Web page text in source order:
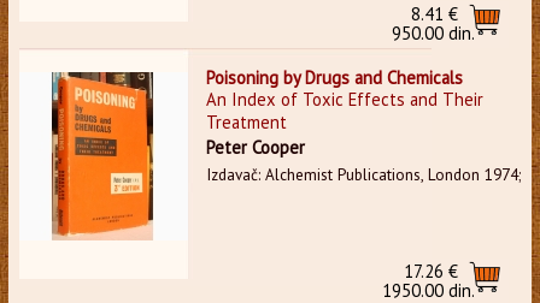
8.41 €
950.00 din.
Poisoning by Drugs and Chemicals
An Index of Toxic Effects and Their
Treatment
Peter Cooper
Izdavač: Alchemist Publications, London 1974;
17.26 €
1950.00 din.